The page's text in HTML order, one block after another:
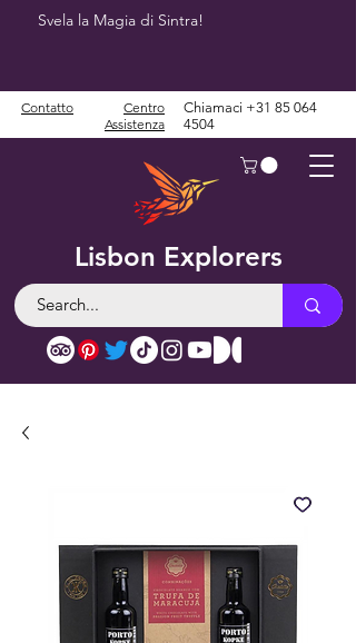
Svela la Magia di Sintra!
Lisbon Explorers
Contatto
Centro
Assistenza
Chiamaci +31 85 064
4504